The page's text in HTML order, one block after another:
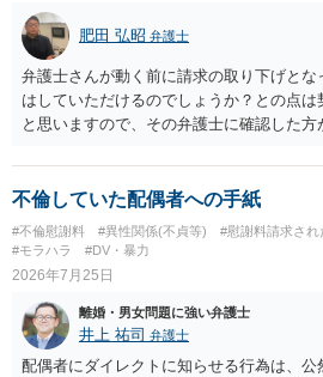
は120万円のみ和解交渉を続けるべきでし
識を前提にすれば、１００万円も含めて返
れるため、 120万円のみについて交渉を続
ます。
肥田 弘昭 弁護士
弁護士さんが動く前に請求の取り下げと
はしていただけるのでしょうか？との点
と思いますので、その弁護士に確認した
不倫していた配偶者への手紙
#不倫慰謝料 #異性関係(不貞等) #慰謝料請求され
#モラハラ
#DV・暴力
2026年7月25日
離婚・男女問題に強い弁護士
井上 祐司 弁護士
配偶者にダイレクトに知らせる行為は、